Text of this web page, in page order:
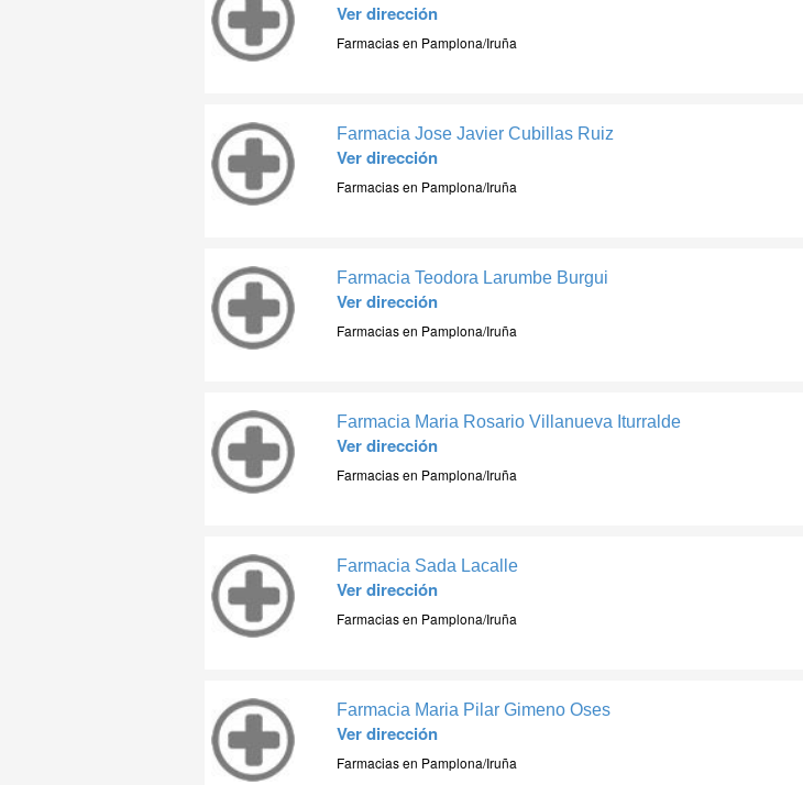
Ver dirección
Farmacias en Pamplona/Iruña
Farmacia Jose Javier Cubillas Ruiz
Ver dirección
Farmacias en Pamplona/Iruña
Farmacia Teodora Larumbe Burgui
Ver dirección
Farmacias en Pamplona/Iruña
Farmacia Maria Rosario Villanueva Iturralde
Ver dirección
Farmacias en Pamplona/Iruña
Farmacia Sada Lacalle
Ver dirección
Farmacias en Pamplona/Iruña
Farmacia Maria Pilar Gimeno Oses
Ver dirección
Farmacias en Pamplona/Iruña